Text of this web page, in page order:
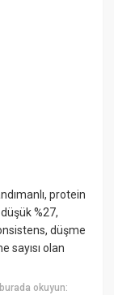
protein
%27,
düşme
sayısı olan
okuyun: